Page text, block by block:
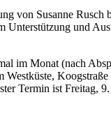
von Susanne Rusch
Unterstützung und
im Monat (nach
Westküste,
Termin ist Freitag,